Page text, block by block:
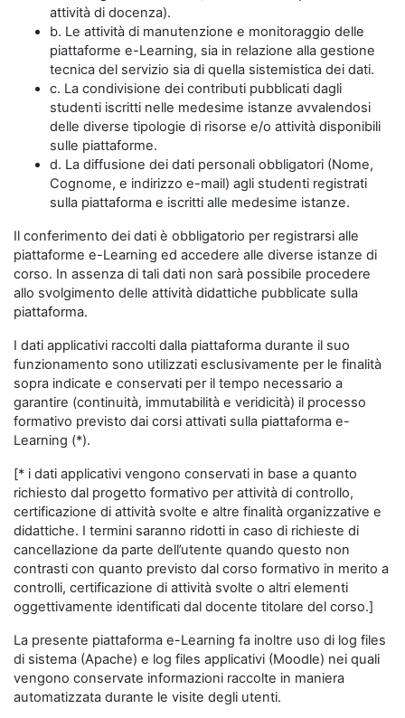
attività di docenza).
b. Le attività di manutenzione e monitoraggio delle
piattaforme e-Learning, sia in relazione alla gestione
tecnica del servizio sia di quella sistemistica dei dati.
c. La condivisione dei contributi pubblicati dagli
studenti iscritti nelle medesime istanze avvalendosi
delle diverse tipologie di risorse e/o attività disponibili
sulle piattaforme.
d. La diffusione dei dati personali obbligatori (Nome,
Cognome, e indirizzo e-mail) agli studenti registrati
sulla piattaforma e iscritti alle medesime istanze.
Il conferimento dei dati è obbligatorio per registrarsi alle
piattaforme e-Learning ed accedere alle diverse istanze di
corso. In assenza di tali dati non sarà possibile procedere
allo svolgimento delle attività didattiche pubblicate sulla
piattaforma.
I dati applicativi raccolti dalla piattaforma durante il suo
funzionamento sono utilizzati esclusivamente per le finalità
sopra indicate e conservati per il tempo necessario a
garantire (continuità, immutabilità e veridicità) il processo
formativo previsto dai corsi attivati sulla piattaforma e-
Learning (*).
[* i dati applicativi vengono conservati in base a quanto
richiesto dal progetto formativo per attività di controllo,
certificazione di attività svolte e altre finalità organizzative e
didattiche. I termini saranno ridotti in caso di richieste di
cancellazione da parte dell’utente quando questo non
contrasti con quanto previsto dal corso formativo in merito a
controlli, certificazione di attività svolte o altri elementi
oggettivamente identificati dal docente titolare del corso.]
La presente piattaforma e-Learning fa inoltre uso di log files
di sistema (Apache) e log files applicativi (Moodle) nei quali
vengono conservate informazioni raccolte in maniera
automatizzata durante le visite degli utenti.